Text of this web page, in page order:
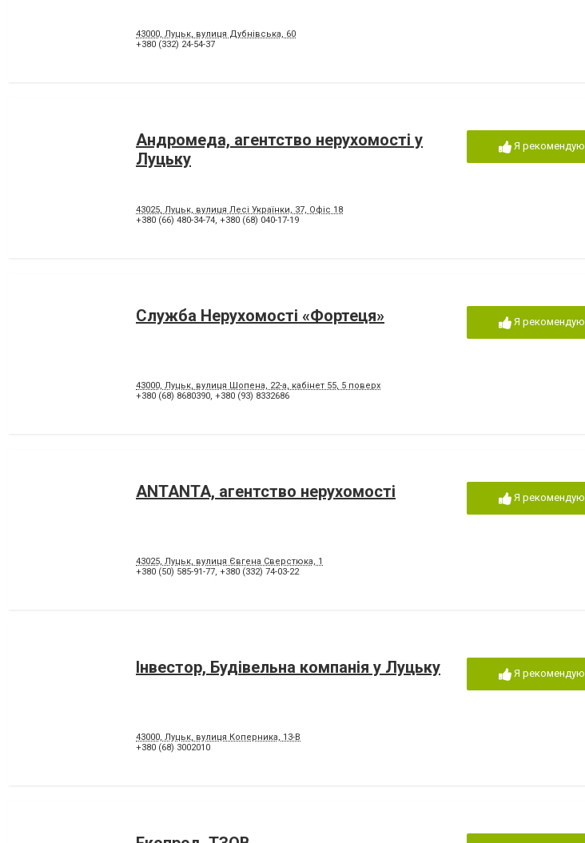
43000, Луцьк, вулиця Дубнівська, 60
+380 (332) 24-54-37
Андромеда, агентство нерухомості у
Луцьку
43025, Луцьк, вулиця Лесі Українки, 37, Офіс 18
+380 (66) 480-34-74, +380 (68) 040-17-19
Я рекомендую
Служба Нерухомості «Фортеця»
43000, Луцьк, вулиця Шопена, 22-а, кабінет 55, 5 поверх
+380 (68) 8680390, +380 (93) 8332686
Я рекомендую
ANTANTA, агентство нерухомості
43025, Луцьк, вулиця Євгена Сверстюка, 1
+380 (50) 585-91-77, +380 (332) 74-03-22
Я рекомендую
Інвестор, Будівельна компанія у Луцьку
43000, Луцьк, вулиця Коперника, 13-В
+380 (68) 3002010
Я рекомендую